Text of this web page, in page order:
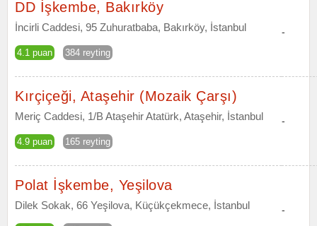
DD İşkembe, Bakırköy
İncirli Caddesi, 95 Zuhuratbaba, Bakırköy, İstanbul
4.1 puan 384 reyting
-
Kırçiçeği, Ataşehir (Mozaik Çarşı)
Meriç Caddesi, 1/B Ataşehir Atatürk, Ataşehir, İstanbul
4.9 puan 165 reyting
-
Polat İşkembe, Yeşilova
Dilek Sokak, 66 Yeşilova, Küçükçekmece, İstanbul -